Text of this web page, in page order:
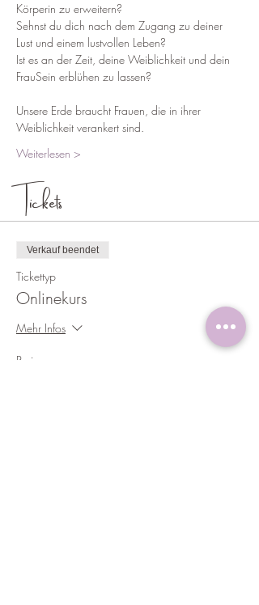
Körperin zu erweitern?
Sehnst du dich nach dem Zugang zu deiner
Lust und einem lustvollen Leben?
Ist es an der Zeit, deine Weiblichkeit und dein
FrauSein erblühen zu lassen?
Unsere Erde braucht Frauen, die in ihrer
Weiblichkeit verankert sind.
Weiterlesen >
Tickets
Verkauf beendet
Tickettyp
Onlinekurs
Mehr Infos
Preis